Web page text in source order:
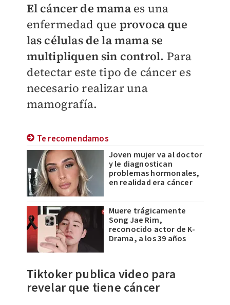
El cáncer de mamaes una
enfermedad que provoca que
las células de la mama se
multipliquen sin control. Para
detectar este tipo de cáncer es
necesario realizar una
mamografía.
Te recomendamos
Joven mujer va al doctor
y le diagnostican
problemas hormonales,
en realidad era cáncer
Muere trágicamente
Song Jae Rim,
reconocido actor de K-
Drama, a los 39 años
Tiktoker publica video para
revelar que tiene cáncer